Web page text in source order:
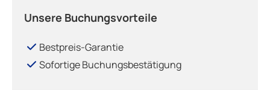
Unsere Buchungsvorteile
Bestpreis-Garantie
Sofortige Buchungsbestätigung